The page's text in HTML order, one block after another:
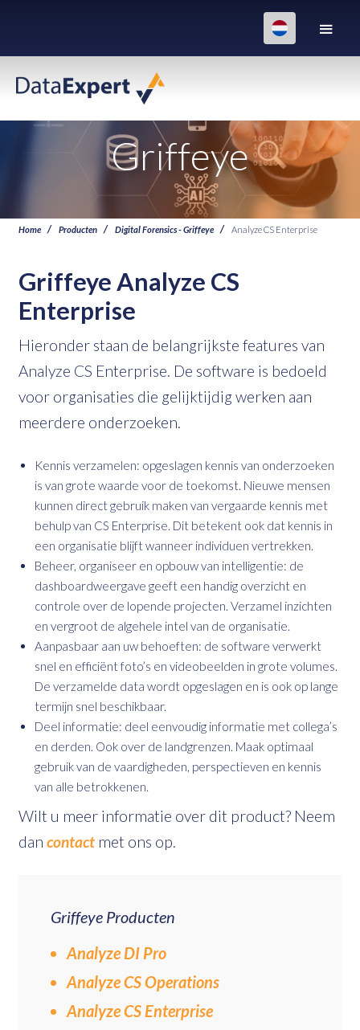
Griffeye
Home Producten Digital Forensics - Griffeye Analyze CS Enterprise
Griffeye Analyze CS
Enterprise
Hieronder staan de belangrijkste features van
Analyze CS Enterprise. De software is bedoeld
voor organisaties die gelijktijdig werken aan
meerdere onderzoeken.
Kennis verzamelen: opgeslagen kennis van onderzoeken
is van grote waarde voor de toekomst. Nieuwe mensen
kunnen direct gebruik maken van vergaarde kennis met
behulp van CS Enterprise. Dit betekent ook dat kennis in
een organisatie blijft wanneer individuen vertrekken.
Beheer, organiseer en opbouw van intelligentie: de
dashboardweergave geeft een handig overzicht en
controle over de lopende projecten. Verzamel inzichten
en vergroot de algehele intel van de organisatie.
Aanpasbaar aan uw behoeften: de software verwerkt
snel en efficiënt foto’s en videobeelden in grote volumes.
De verzamelde data wordt opgeslagen en is ook op lange
termijn snel beschikbaar.
Deel informatie: deel eenvoudig informatie met collega’s
en derden. Ook over de landgrenzen. Maak optimaal
gebruik van de vaardigheden, perspectieven en kennis
van alle betrokkenen.
Wilt u meer informatie over dit product? Neem
dan contact met ons op.
Griffeye Producten
Analyze DI Pro
Analyze CS Operations
Analyze CS Enterprise